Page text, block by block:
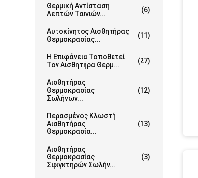
Θερμική Αντίσταση
Λεπτών Ταινιών...
(6)
Αυτοκίνητος Αισθητήρας
Θερμοκρασίας...
(11)
Η Επιφάνεια Τοποθετεί
Τον Αισθητήρα Θερμ...
(27)
Αισθητήρας
Θερμοκρασίας
Σωλήνων...
(12)
Περασμένος Κλωστή
Αισθητήρας
Θερμοκρασία...
(13)
Αισθητήρας
Θερμοκρασίας
Σφιγκτηρών Σωλήν...
(3)